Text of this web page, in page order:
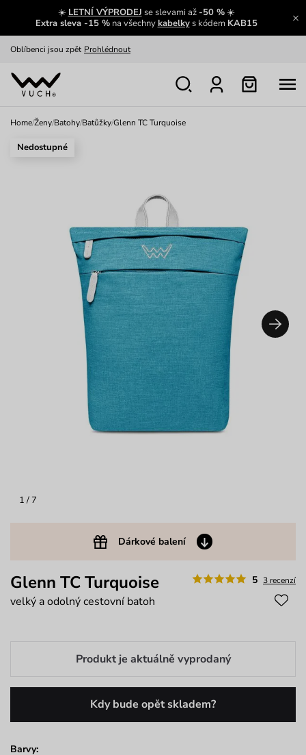
☀️ LETNÍ VÝPRODEJ se slevami až -50 %☀️
Extra sleva -15 %na všechnykabelkys kódem KAB15
Výměna a vrácení zdarma Zobrazit
Oblíbenci jsou zpět Prohlédnout
Nech se inspirovat
Home/Ženy/Batohy/Batůžky/Glenn TC Turquoise
1 / 7
Dárkové balení
Nedostupné
5 3 recenzí
Glenn TC Turquoise
velký a odolný cestovní batoh
Produkt je aktuálně vyprodaný
Kdy bude opět skladem?
Barvy: